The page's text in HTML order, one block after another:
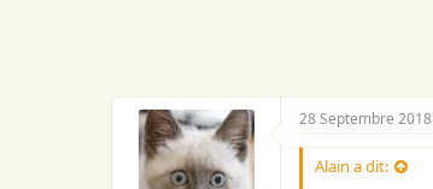
28 Septembre 2018
Alain a dit: